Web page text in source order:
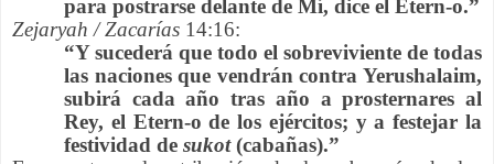
para postrarse delante de Mí, dice el Etern-o.”
Zejaryah / Zacarías 14:16:
“Y sucederá que todo el sobreviviente de todas
las naciones que vendrán contra Yerushalaim,
subirá cada año tras año a prosternares al
Rey, el Etern-o de los ejércitos; y a festejar la
festividad de sukot(cabañas).”